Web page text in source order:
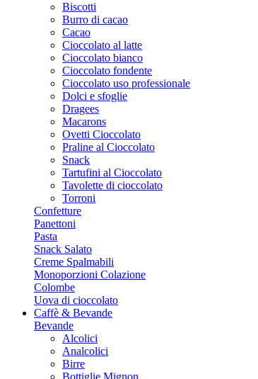
Biscotti
Burro di cacao
Cacao
Cioccolato al latte
Cioccolato bianco
Cioccolato fondente
Cioccolato uso professionale
Dolci e sfoglie
Dragees
Macarons
Ovetti Cioccolato
Praline al Cioccolato
Snack
Tartufini al Cioccolato
Tavolette di cioccolato
Torroni
Confetture
Panettoni
Pasta
Snack Salato
Creme Spalmabili
Monoporzioni Colazione
Colombe
Uova di cioccolato
Caffè & Bevande
Bevande
Alcolici
Analcolici
Birre
Bottiglie Mignon